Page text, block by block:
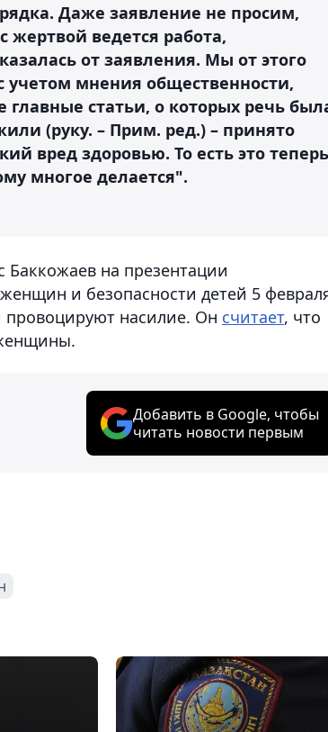
Даже заявление не просим,
жертвой ведется работа,
от заявления. Мы от этого
учетом мнения общественности,
главные статьи, о которых речь
(руку. – Прим. ред.) – принято
вред здоровью. То есть это теперь
многое делается".
Баккожаев на презентации
и безопасности детей 5
провоцируют насилие. Он считает, что
Добавить в Google, чтобы
читать новости первым